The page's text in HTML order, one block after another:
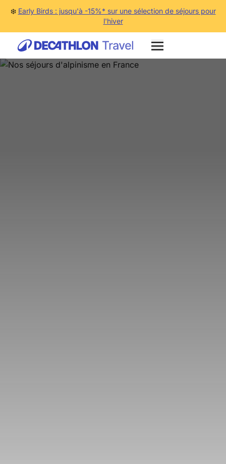
❄️ Early Birds : jusqu'à -15%* sur une sélection de séjours pour
l'hiver